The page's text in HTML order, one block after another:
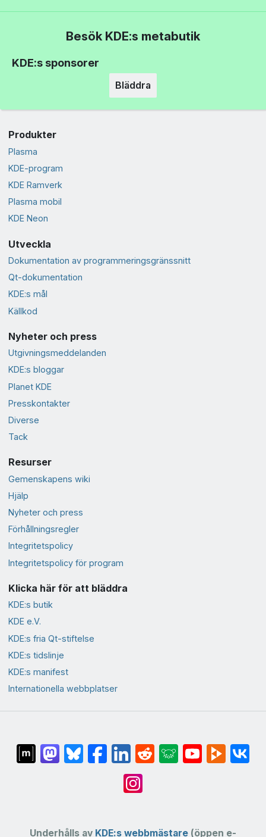
Besök KDE:s metabutik
KDE:s sponsorer
Bläddra
Produkter
Plasma
KDE-program
KDE Ramverk
Plasma mobil
KDE Neon
Utveckla
Dokumentation av programmeringsgränssnitt
Qt-dokumentation
KDE:s mål
Källkod
Nyheter och press
Utgivningsmeddelanden
KDE:s bloggar
Planet KDE
Presskontakter
Diverse
Tack
Resurser
Gemenskapens wiki
Hjälp
Nyheter och press
Förhållningsregler
Integritetspolicy
Integritetspolicy för program
Klicka här för att bläddra
KDE:s butik
KDE e.V.
KDE:s fria Qt-stiftelse
KDE:s tidslinje
KDE:s manifest
Internationella webbplatser
Underhålls av KDE:s webbmästare (öppen e-